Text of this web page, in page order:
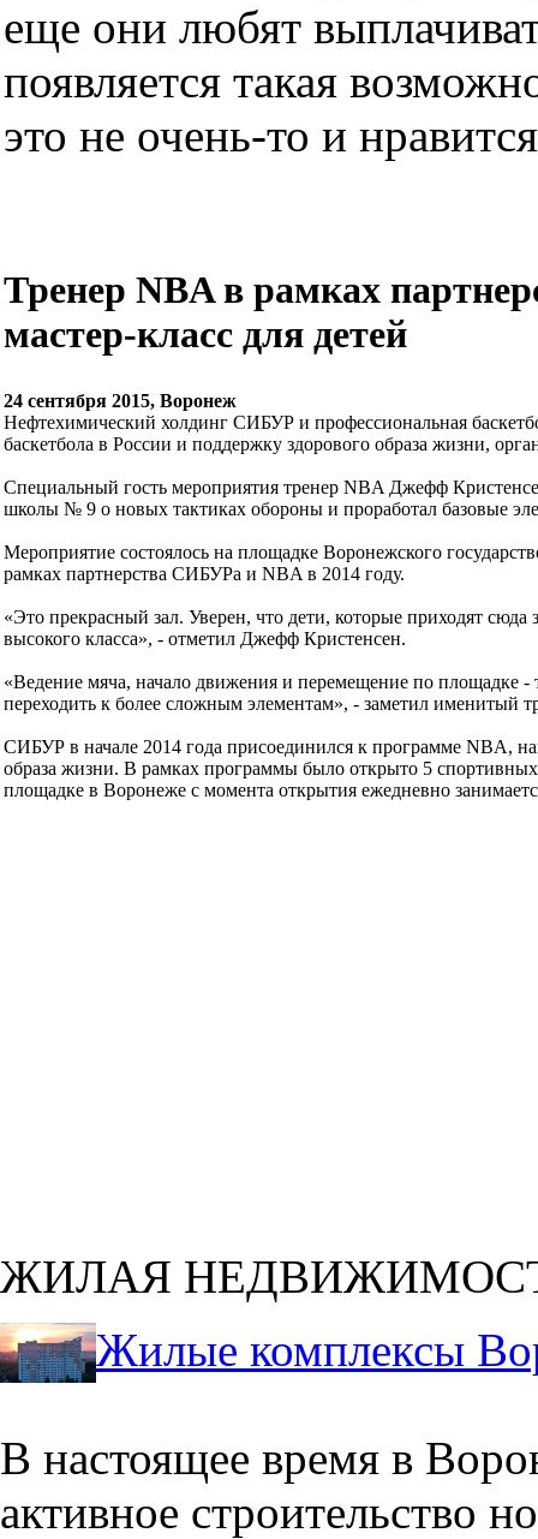
еще они любят
появляется такая
это не очень-то и
Тренер NBA в рамках
мастер-класс для детей
24 сентября 2015, Воронеж
Нефтехимический холдинг СИБУР и профессиональная
баскетбола в России и поддержку здорового образа жизни,
Специальный гость мероприятия тренер NBA Джефф
школы № 9 о новых тактиках обороны и проработал базовые
Мероприятие состоялось на площадке Воронежского
рамках партнерства СИБУРа и NBA в 2014 году.
«Это прекрасный зал. Уверен, что дети, которые приходят
высокого класса», - отметил Джефф Кристенсен.
«Ведение мяча, начало движения и перемещение по площадке
переходить к более сложным элементам», - заметил именитый
СИБУР в начале 2014 года присоединился к программе NBA,
образа жизни. В рамках программы было открыто 5
площадке в Воронеже с момента открытия ежедневно
ЖИЛАЯ
Жилые комплексы
В настоящее время в
активное строительство